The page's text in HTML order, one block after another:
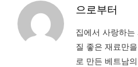
으로부터
집에서 사랑하
질 좋은 재료만
로 만든 베트남